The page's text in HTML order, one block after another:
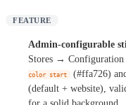
FEATURE
Admin-configurable
Stores →
color start
(#ffa726)
(default + website),
for a solid background.